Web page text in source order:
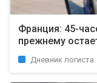
Франция: 45-
прежнему
Дневник логиста